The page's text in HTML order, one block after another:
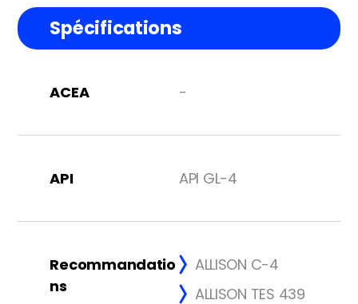
Spécifications
ACEA -
API API GL-4
Recommandatio
ns
ALLISON C-4
ALLISON TES 439